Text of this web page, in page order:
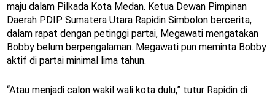
maju dalam Pilkada Kota Medan. Ketua Dewan Pimpinan
Daerah PDIP Sumatera Utara Rapidin Simbolon bercerita,
dalam rapat dengan petinggi partai, Megawati mengatakan
Bobby belum berpengalaman. Megawati pun meminta Bobby
aktif di partai minimal lima tahun.
“Atau menjadi calon wakil wali kota dulu,” tutur Rapidin di